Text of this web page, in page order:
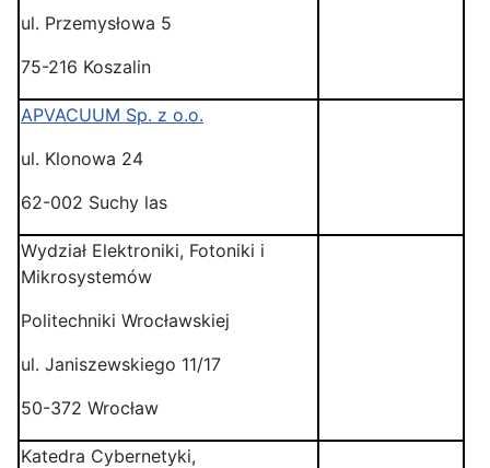
ul. Przemysłowa 5
75-216 Koszalin
APVACUUM Sp. z o.o.
ul. Klonowa 24
62-002 Suchy las
Wydział Elektroniki, Fotoniki i
Mikrosystemów
Politechniki Wrocławskiej
ul. Janiszewskiego 11/17
50-372 Wrocław
Katedra Cybernetyki,